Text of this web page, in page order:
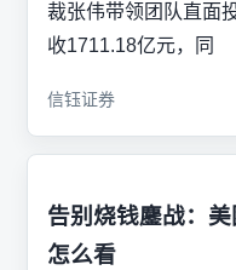
裁张伟带领团队直面
收1711.18亿元，同
信钰证券
告别烧钱鏖战：
怎么看